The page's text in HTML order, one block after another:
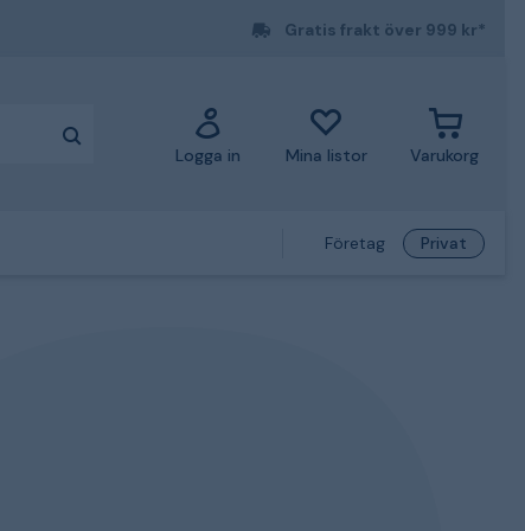
Gratis frakt över 999 kr*
Logga in Mina listor Varukorg
Företag Privat